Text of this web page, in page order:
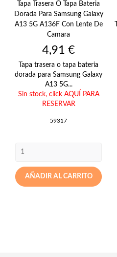
Tapa Trasera O Tapa Bateria
Dorada Para Samsung Galaxy
A13 5G A136F Con Lente De
Camara
Precio
4,91 €
Tapa trasera o tapa bateria
dorada para Samsung Galaxy
A13 5G...
Sin stock, click AQUÍ PARA
RESERVAR
59317
AÑADIR AL CARRITO